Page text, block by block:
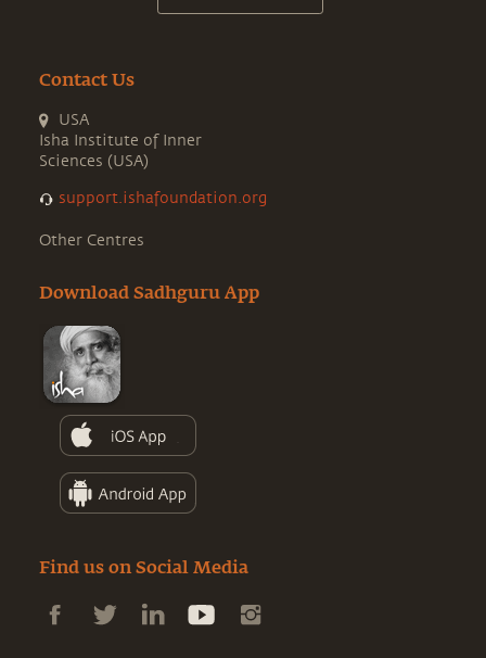
Contact Us
USA
Isha Institute of Inner
Sciences (USA)
support.ishafoundation.org
Other Centres
Download Sadhguru App
Find us on Social Media